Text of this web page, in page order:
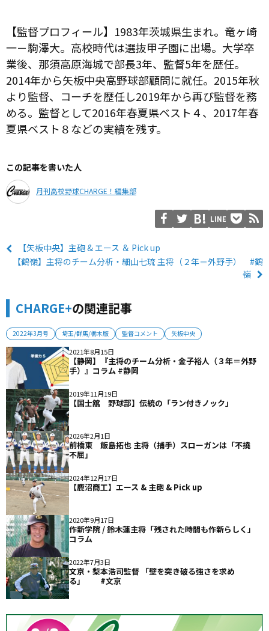
【監督プロフィール】1983年茨城県生まれ。竜ヶ崎
一－駒澤大。高校時代は選抜甲子園に出場。大学卒
業後、那須高原海城で部長3年、監督5年を歴任。
2014年から矢板中央高野球部顧問に就任。2015年秋
より監督、コーチを歴任し2019年から再び監督を務
める。監督として2016年春夏県ベスト４、2017年春
夏県ベスト８などの実績を残す。
この記事を書いた人
月刊高校野球CHARGE！編集部
LINE
【矢板中央】主砲 & エース ＆ Pick up
【鶴嶺】主将のチーム分析・細山七琉 主将（２年＝外野手） #鶴
嶺
CHARGE+の関連記事
2022年3月号 埼玉/群馬/栃木版 監督コメント 矢板中央
2021年8月15日
【静岡】『主将のチーム分析・金子裕人（３年＝外野
手）』コラム #静岡
2019年11月19日
【国士舘 野球部】伝統の「ラン付きノック」
2026年2月1日
前橋東 飯島拓也 主将（捕手）スローガンは「不撓
不屈」
2024年12月17日
【鹿沼商工】エース & 主砲 & Pick up
2020年9月17日
作新学院 / 鈴木蓮主将「残された時間も作新らしく」
コラム
2022年7月3日
文京・梨本浩司監督 「壁を突き破る強さを求め
る」 #文京